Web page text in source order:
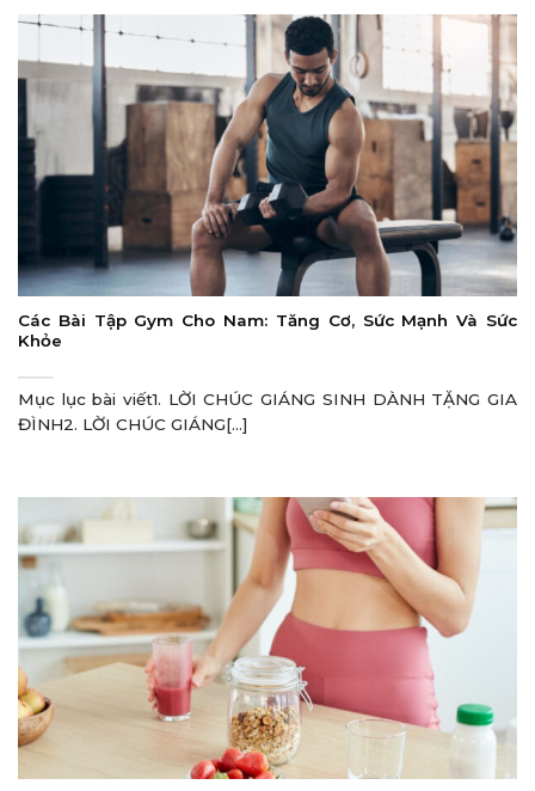
Các Bài Tập Gym Cho Nam: Tăng Cơ, Sức Mạnh Và Sức
Khỏe
Mục lục bài viết1. LỜI CHÚC GIÁNG SINH DÀNH TẶNG GIA
ĐÌNH2. LỜI CHÚC GIÁNG[...]